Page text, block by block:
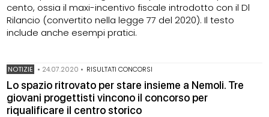
cento, ossia il maxi-incentivo fiscale introdotto con il Dl
Rilancio (convertito nella legge 77 del 2020). Il testo
include anche esempi pratici.
NOTIZIE • 24.07.2020 • RISULTATI CONCORSI
Lo spazio ritrovato per stare insieme a Nemoli. Tre
giovani progettisti vincono il concorso per
riqualificare il centro storico